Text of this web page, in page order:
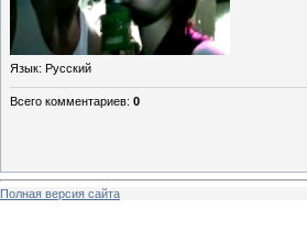
Язык: Русский
Всего комментариев: 0
Полная версия сайта